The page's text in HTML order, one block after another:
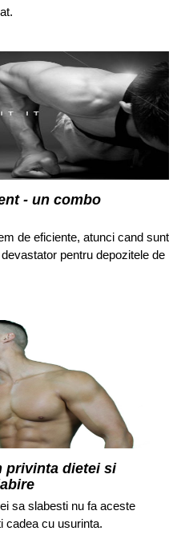
- un combo
de eficiente, atunci cand sunt
pentru depozitele de
privinta dietei si
sa slabesti nu fa aceste
cadea cu usurinta.